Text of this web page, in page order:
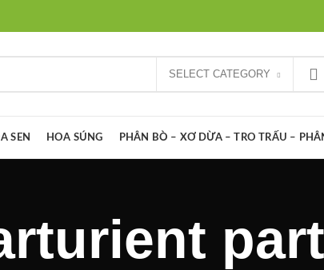
SELECT CATEGORY
SEN HOA SÚNG PHÂN BÒ – XƠ DỪA – TRO TRẤU –